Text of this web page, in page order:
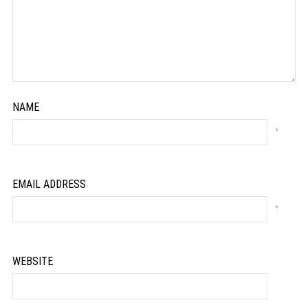
NAME
*
EMAIL ADDRESS
*
WEBSITE